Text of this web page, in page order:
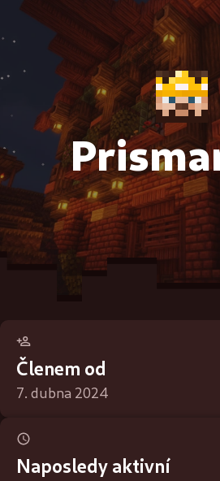
Členem od
7. dubna 2024
Naposledy aktivní